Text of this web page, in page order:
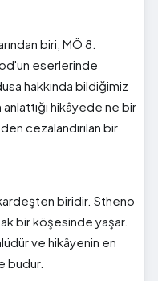
biri, MÖ 8.
eserlerinde
hakkında bildiğimiz
hikâyede ne bir
cezalandırılan bir
biridir. Stheno
bir köşesinde yaşar.
ve hikâyenin en
budur.